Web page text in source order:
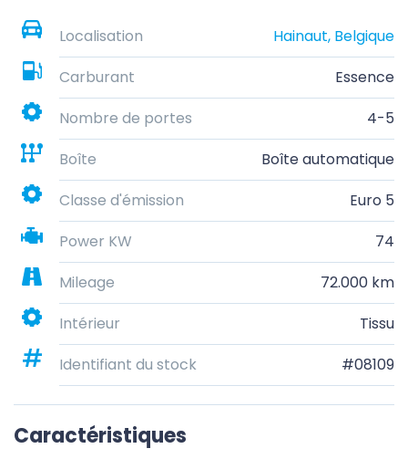
Localisation
Hainaut, Belgique
Carburant
Essence
Nombre de portes
4-5
Boîte
Boîte automatique
Classe d'émission
Euro 5
Power KW
74
Mileage
72.000 km
Intérieur
Tissu
Identifiant du stock
#08109
Caractéristiques